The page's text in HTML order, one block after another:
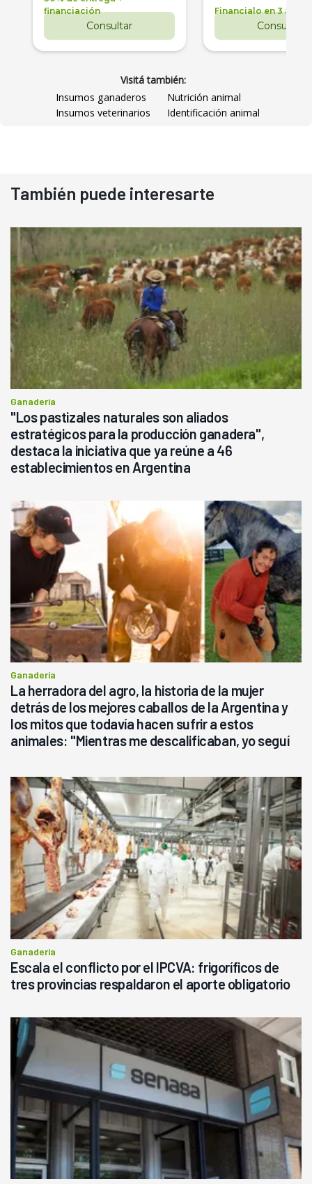
financiación
Consultar
Financialo en 3 años
Consultar
Visitá también:
Insumos ganaderos
Nutrición animal
Insumos veterinarios
Identificación animal
También puede interesarte
Ganadería
"Los pastizales naturales son aliados
estratégicos para la producción ganadera",
destaca la iniciativa que ya reúne a 46
establecimientos en Argentina
Ganadería
La herradora del agro, la historia de la mujer
detrás de los mejores caballos de la Argentina y
los mitos que todavía hacen sufrir a estos
animales: "Mientras me descalificaban, yo seguí
Ganadería
Escala el conflicto por el IPCVA: frigoríficos de
tres provincias respaldaron el aporte obligatorio